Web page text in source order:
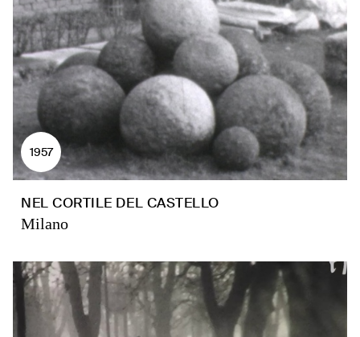
1957
NEL CORTILE DEL CASTELLO
Milano